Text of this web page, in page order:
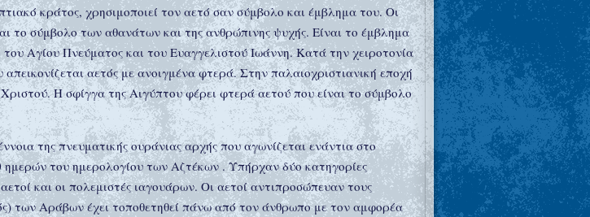
κράτος, χρησιμοποιεί τον αετό σαν σύμβολο και έμβλημα του. Οι
το σύμβολο των αθανάτων και της ανθρώπινης ψυχής. Είναι το έμβλημα
του Αγίου Πνεύματος και του Ευαγγελιστού Ιωάννη. Κατά την χειροτονία
αετός με ανοιγμένα φτερά. Στην παλαιοχριστιανική εποχή
Η σφίγγα της Αιγύπτου φέρει φτερά αετού που είναι το σύμβολο
της πνευματικής ουράνιας αρχής που αγωνίζεται ενάντια στο
του ημερολογίου των Αζτέκων . Υπήρχαν δύο κατηγορίες
και οι πολεμιστές ιαγουάρων. Οι αετοί αντιπροσώπευαν τους
των Αράβων έχει τοποθετηθεί πάνω από τον άνθρωπο με τον αμφορέα